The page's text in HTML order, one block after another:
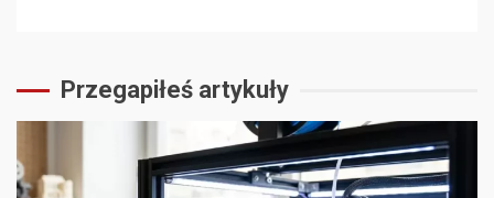
Przegapiłeś artykuły